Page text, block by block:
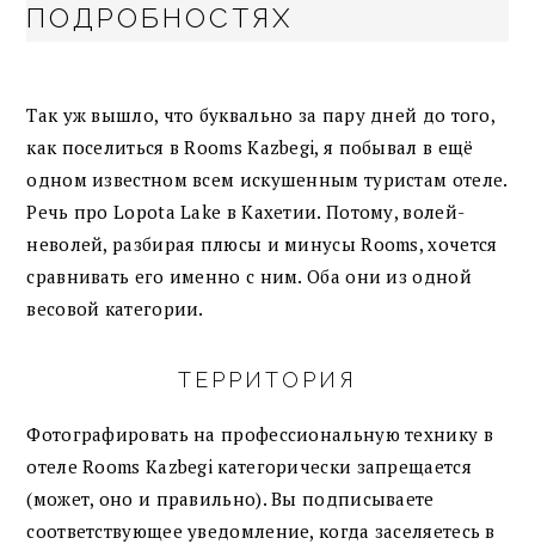
ПОДРОБНОСТЯХ
Так уж вышло, что буквально за пару дней до того,
как поселиться в Rooms Kazbegi, я побывал в ещё
одном известном всем искушенным туристам отеле.
Речь про Lopota Lake в Кахетии. Потому, волей-
неволей, разбирая плюсы и минусы Rooms, хочется
сравнивать его именно с ним. Оба они из одной
весовой категории.
ТЕРРИТОРИЯ
Фотографировать на профессиональную технику в
отеле Rooms Kazbegi категорически запрещается
(может, оно и правильно). Вы подписываете
соответствующее уведомление, когда заселяетесь в